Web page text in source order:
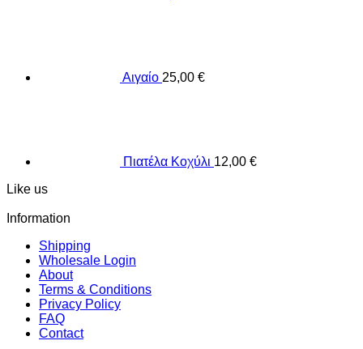
Αιγαίο 25,00 €
Πιατέλα Κοχύλι 12,00 €
Like us
Information
Shipping
Wholesale Login
About
Terms & Conditions
Privacy Policy
FAQ
Contact